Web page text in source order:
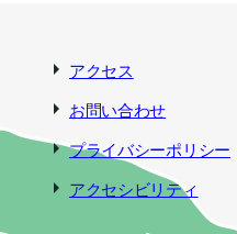
アクセス
お問い合わせ
プライバシーポリシー
アクセシビリティ